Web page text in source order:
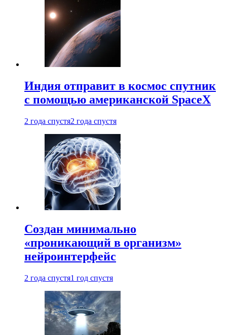
Индия отправит в космос спутник
с помощью американской SpaceX
2 года спустя2 года спустя
Создан минимально
«проникающий в организм»
нейроинтерфейс
2 года спустя1 год спустя